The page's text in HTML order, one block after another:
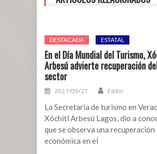
DESTACADA ESTATAL
En el Día Mundial del Turismo,
Arbesú advierte recuperación
sector
2021/09/27 Editor
La Secretaria de turismo en
Xóchitl Arbesú Lagos, dio a
que se observa una recuperación
económica en el